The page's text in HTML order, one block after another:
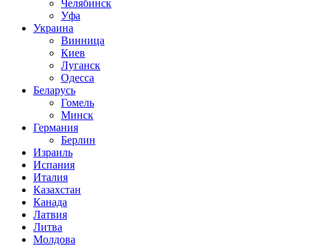
Челябинск
Уфа
Украина
Винница
Киев
Луганск
Одесса
Беларусь
Гомель
Минск
Германия
Берлин
Израиль
Испания
Италия
Казахстан
Канада
Латвия
Литва
Молдова